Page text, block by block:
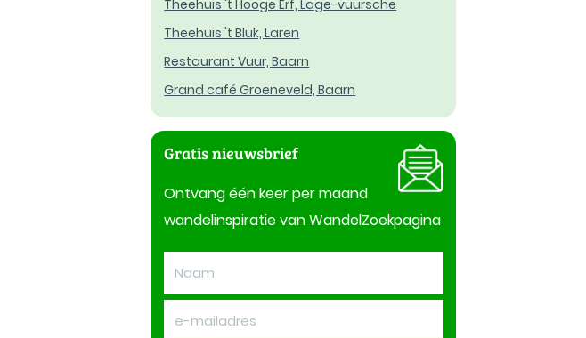
Theehuis 't Hooge Erf, Lage-vuursche
Theehuis 't Bluk, Laren
Restaurant Vuur, Baarn
Grand café Groeneveld, Baarn
Gratis nieuwsbrief
Ontvang één keer per maand
wandelinspiratie van WandelZoekpagina